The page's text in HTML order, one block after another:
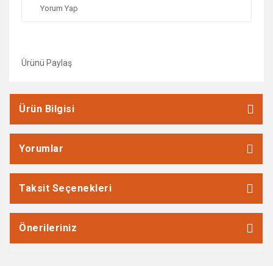
Yorum Yap
Ürünü Paylaş
Ürün Bilgisi
Yorumlar
Taksit Seçenekleri
Önerileriniz